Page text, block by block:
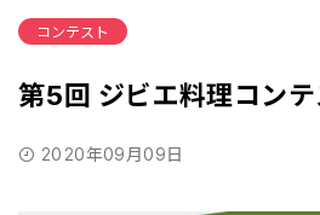
コンテスト
第5回 ジビエ料理コン
2020年09月09日